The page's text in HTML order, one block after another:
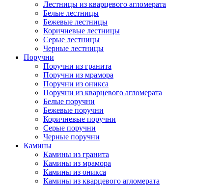
Лестницы из кварцевого агломерата
Белые лестницы
Бежевые лестницы
Коричневые лестницы
Серые лестницы
Черные лестницы
Поручни
Поручни из гранита
Поручни из мрамора
Поручни из оникса
Поручни из кварцевого агломерата
Белые поручни
Бежевые поручни
Коричневые поручни
Серые поручни
Черные поручни
Камины
Камины из гранита
Камины из мрамора
Камины из оникса
Камины из кварцевого агломерата